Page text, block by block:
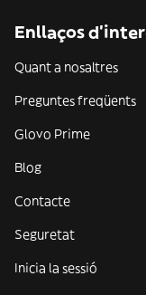
Enllaços
Quant a nosaltres
Preguntes freqüents
Glovo Prime
Blog
Contacte
Seguretat
Inicia la sessió